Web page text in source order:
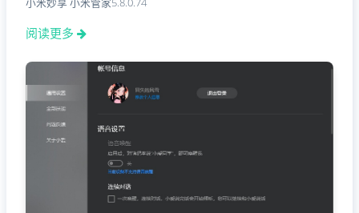
阅读更多